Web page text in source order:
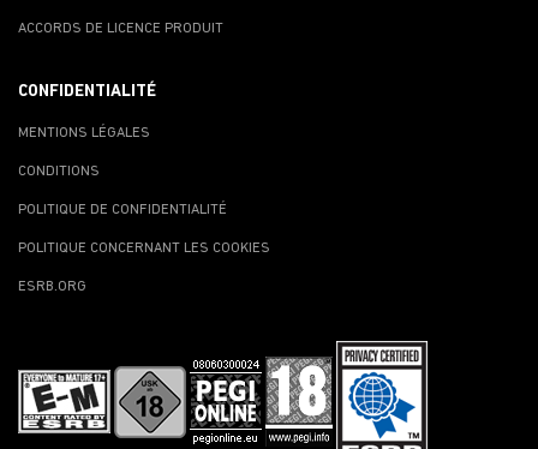
ACCORDS DE LICENCE PRODUIT
CONFIDENTIALITÉ
MENTIONS LÉGALES
CONDITIONS
POLITIQUE DE CONFIDENTIALITÉ
POLITIQUE CONCERNANT LES COOKIES
ESRB.ORG